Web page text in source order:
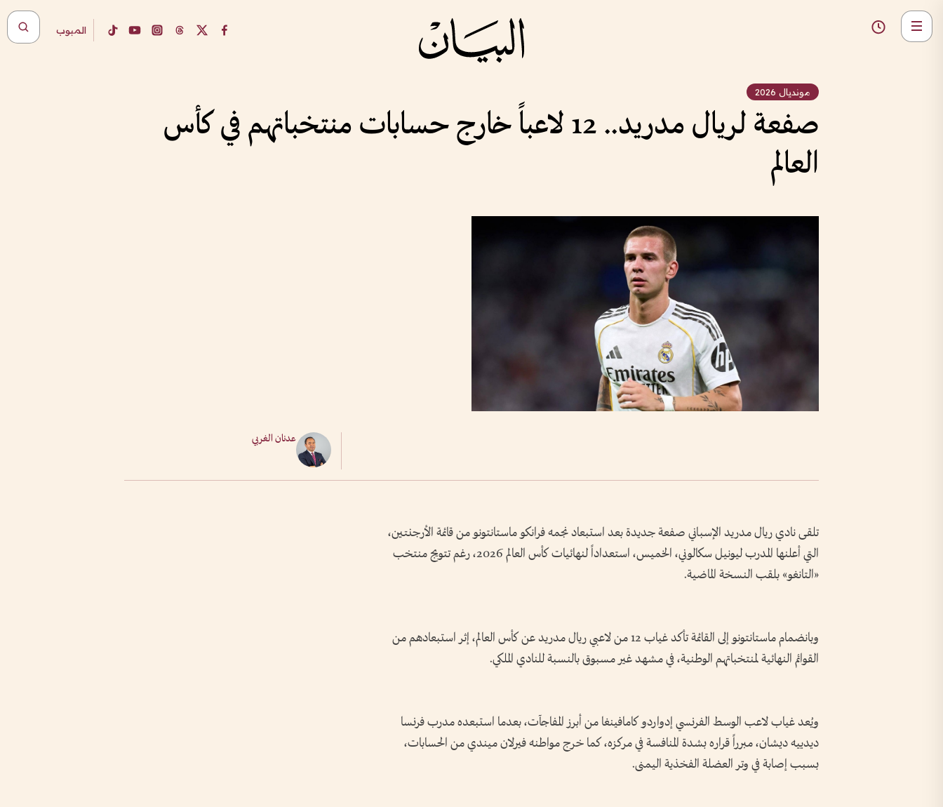
المبوب
مونديال 2026
صفعة لريال مدريد.. 12 لاعباً خارج حسابات منتخباتهم في كأس
العالم
عدنان الغربي
تلقى نادي ريال مدريد الإسباني صفعة جديدة بعد استبعاد نجمه فرانكو ماستانتونو من قائمة الأرجنتين،
التي أعلنها المدرب ليونيل سكالوني، الخميس، استعداداً لنهائيات كأس العالم 2026، رغم تتويج منتخب
«التانغو» بلقب النسخة الماضية.
وبانضمام ماستانتونو إلى القائمة تأكد غياب 12 من لاعبي ريال مدريد عن كأس العالم، إثر استبعادهم من
القوائم النهائية لمنتخباتهم الوطنية، في مشهد غير مسبوق بالنسبة للنادي الملكي.
ويُعد غياب لاعب الوسط الفرنسي إدواردو كامافينغا من أبرز المفاجآت، بعدما استبعده مدرب فرنسا
ديدييه ديشان، مبرراً قراره بشدة المنافسة في مركزه، كما خرج مواطنه فيرلان ميندي من الحسابات،
بسبب إصابة في وتر العضلة الفخذية اليمنى.